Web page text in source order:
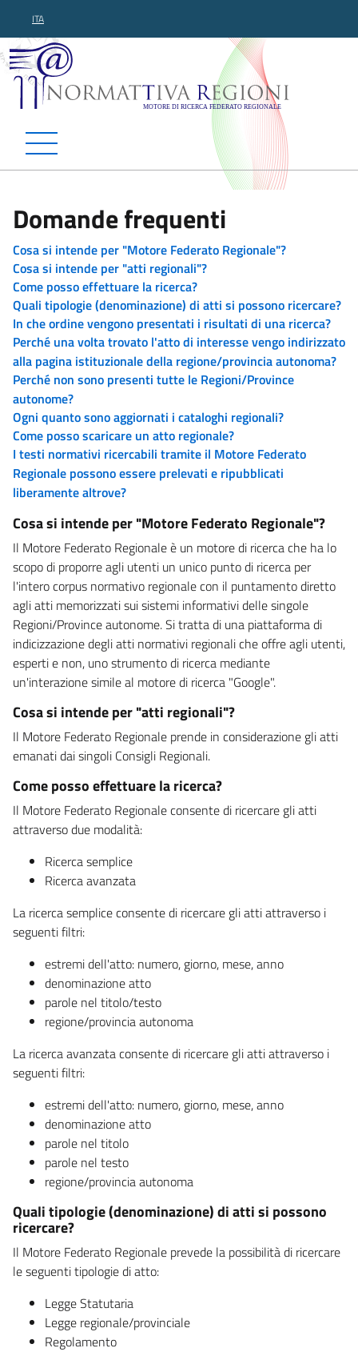
ITA
Normattiva Regioni -
Domande frequenti
Cosa si intende per "Motore Federato Regionale"?
Cosa si intende per "atti regionali"?
Come posso effettuare la ricerca?
Quali tipologie (denominazione) di atti si possono ricercare?
In che ordine vengono presentati i risultati di una ricerca?
Perché una volta trovato l'atto di interesse vengo indirizzato
alla pagina istituzionale della regione/provincia autonoma?
Perché non sono presenti tutte le Regioni/Province
autonome?
Ogni quanto sono aggiornati i cataloghi regionali?
Come posso scaricare un atto regionale?
I testi normativi ricercabili tramite il Motore Federato
Regionale possono essere prelevati e ripubblicati
liberamente altrove?
Cosa si intende per "Motore Federato Regionale"?
Il Motore Federato Regionale è un motore di ricerca che ha lo
scopo di proporre agli utenti un unico punto di ricerca per
l'intero corpus normativo regionale con il puntamento diretto
agli atti memorizzati sui sistemi informativi delle singole
Regioni/Province autonome. Si tratta di una piattaforma di
indicizzazione degli atti normativi regionali che offre agli utenti,
esperti e non, uno strumento di ricerca mediante
un'interazione simile al motore di ricerca "Google".
Cosa si intende per "atti regionali"?
Il Motore Federato Regionale prende in considerazione gli atti
emanati dai singoli Consigli Regionali.
Come posso effettuare la ricerca?
Il Motore Federato Regionale consente di ricercare gli atti
attraverso due modalità:
Ricerca semplice
Ricerca avanzata
La ricerca semplice consente di ricercare gli atti attraverso i
seguenti filtri:
estremi dell'atto: numero, giorno, mese, anno
denominazione atto
parole nel titolo/testo
regione/provincia autonoma
La ricerca avanzata consente di ricercare gli atti attraverso i
seguenti filtri:
estremi dell'atto: numero, giorno, mese, anno
denominazione atto
parole nel titolo
parole nel testo
regione/provincia autonoma
Quali tipologie (denominazione) di atti si possono
ricercare?
Il Motore Federato Regionale prevede la possibilità di ricercare
le seguenti tipologie di atto:
Legge Statutaria
Legge regionale/provinciale
Regolamento